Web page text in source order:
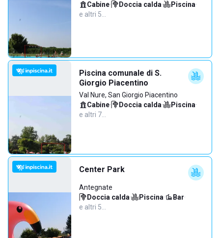
Cabine· Doccia calda· Piscina·
e altri 5…
Piscina comunale di S.
Giorgio Piacentino
Val Nure, San Giorgio Piacentino
Cabine· Doccia calda· Piscina·
e altri 7…
Center Park
Antegnate
Doccia calda· Piscina· Bar·
e altri 5…